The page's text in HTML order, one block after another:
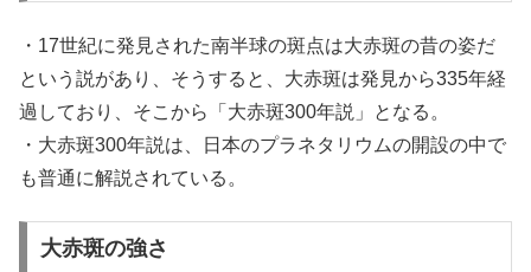
・17世紀に発見された南半球の斑点は大赤斑の昔の姿だ
という説があり、そうすると、大赤斑は発見から335年経
過しており、そこから「大赤斑300年説」となる。
・大赤斑300年説は、日本のプラネタリウムの開設の中で
も普通に解説されている。
大赤斑の強さ